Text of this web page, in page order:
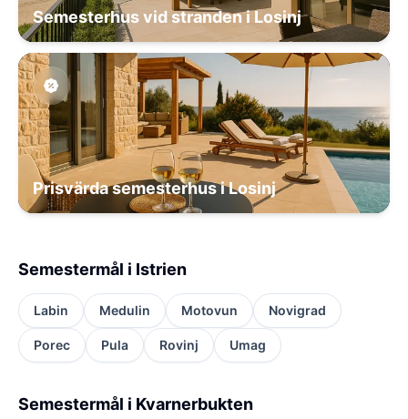
Semesterhus vid stranden i Losinj
Prisvärda semesterhus i Losinj
Semestermål i Istrien
Labin Medulin Motovun Novigrad
Porec Pula Rovinj Umag
Semestermål i Kvarnerbukten